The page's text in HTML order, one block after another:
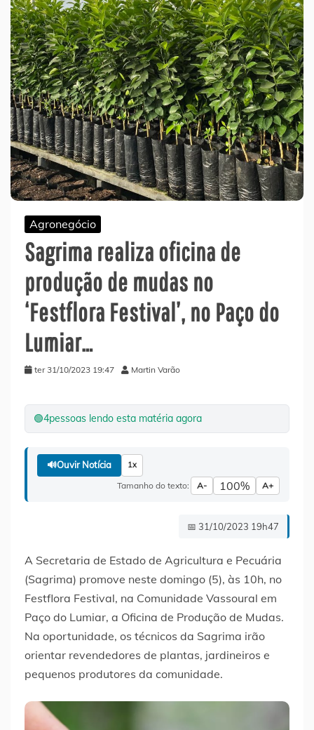
Agronegócio
Sagrima realiza oficina de
produção de mudas no
‘Festflora Festival’, no Paço do
Lumiar…
ter 31/10/2023 19:47 Martin Varão
🟢4pessoas lendo esta matéria agora
🔊Ouvir Notícia 1x
Tamanho do texto: A- 100% A+
📅 31/10/2023 19h47
A Secretaria de Estado de Agricultura e Pecuária
(Sagrima) promove neste domingo (5), às 10h, no
Festflora Festival, na Comunidade Vassoural em
Paço do Lumiar, a Oficina de Produção de Mudas.
Na oportunidade, os técnicos da Sagrima irão
orientar revendedores de plantas, jardineiros e
pequenos produtores da comunidade.